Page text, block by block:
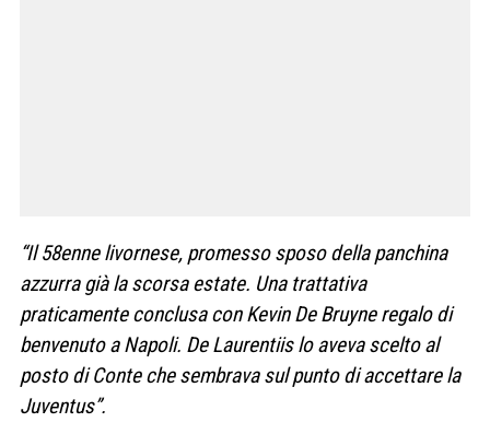
“Il 58enne livornese, promesso sposo della panchina
azzurra già la scorsa estate. Una trattativa
praticamente conclusa con Kevin De Bruyne regalo di
benvenuto a Napoli. De Laurentiis lo aveva scelto al
posto di Conte che sembrava sul punto di accettare la
Juventus”.